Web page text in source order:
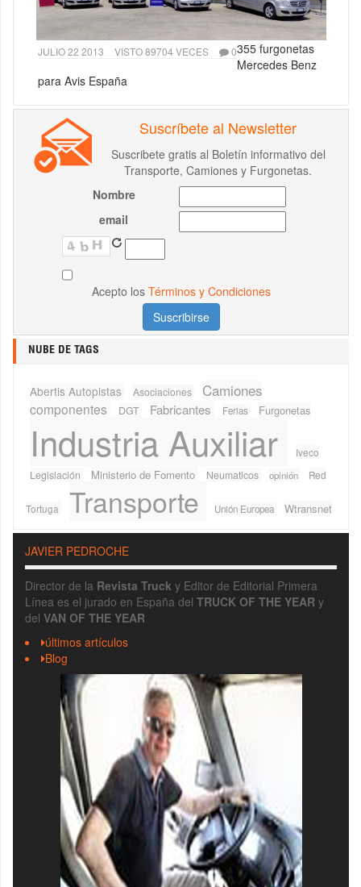
JULIO 22 2013 VISTO 89704 VECES 0355 furgonetas
Mercedes Benz
para Avis España
Suscríbete al Newsletter
Suscribete gratis al Boletín informativo del
Transporte, Camiones y Furgonetas.
Nombre
email
Acepto los Términos y Condiciones
NUBE DE TAGS
Abertis Autopistas Asociaciones Camiones
componentes DGT Fabricantes Ferias Furgonetas
Industria Auxiliar
Iveco
Legislación
Ministerio de Fomento Neumaticos opinión Red
Tortuga Transporte Unión Europea Wtransnet
JAVIER PEDROCHE
Director de la Revista Truck y Editor de Editorial Primera
Línea es el jurado en España del TRUCK OF THE YEAR y
del VAN OF THE YEAR
últimos artículos
Blog